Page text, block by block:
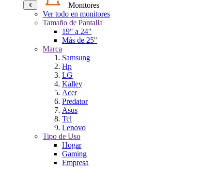
Monitores
Ver todo en monitores
Tamaño de Pantalla
19" a 24"
Más de 25"
Marca
Samsung
Hp
LG
Kalley
Acer
Predator
Asus
Tcl
Lenovo
Tipo de Uso
Hogar
Gaming
Empresa